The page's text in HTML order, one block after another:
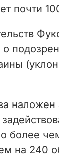
почти
наложен
более
на 240